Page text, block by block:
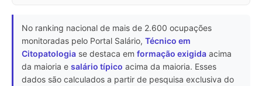
No ranking nacional de mais de 2.600 ocupações
monitoradas pelo Portal Salário, Técnico em
Citopatologia se destaca em formação exigida acima
da maioria e salário típico acima da maioria. Esses
dados são calculados a partir de pesquisa exclusiva do